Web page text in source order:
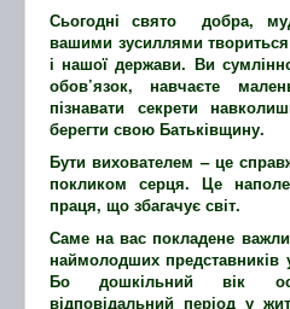
Сьогодні свято добра,
вашими зусиллями
і нашої держави. Ви
обов’язок, навчаєте
пізнавати секрети
берегти свою Батьківщину.
Бути вихователем – це
покликом серця. Це
праця, що збагачує світ.
Саме на вас покладене
наймолодших представників
Бо дошкільний вік
відповідальний період у